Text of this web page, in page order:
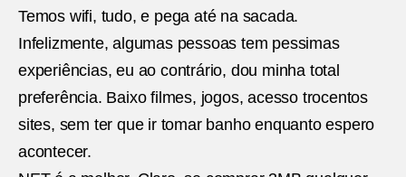
Temos wifi, tudo, e pega até na sacada.
Infelizmente, algumas pessoas tem pessimas
experiências, eu ao contrário, dou minha total
preferência. Baixo filmes, jogos, acesso trocentos
sites, sem ter que ir tomar banho enquanto espero
acontecer.